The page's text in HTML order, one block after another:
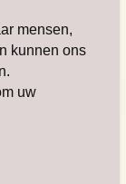
mensen,
kunnen ons
uw